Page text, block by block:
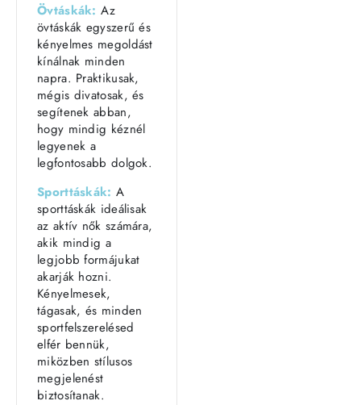
Övtáskák: Az
övtáskák egyszerű és
kényelmes megoldást
kínálnak minden
napra. Praktikusak,
mégis divatosak, és
segítenek abban,
hogy mindig kéznél
legyenek a
legfontosabb dolgok.
Sporttáskák: A
sporttáskák ideálisak
az aktív nők számára,
akik mindig a
legjobb formájukat
akarják hozni.
Kényelmesek,
tágasak, és minden
sportfelszerelésed
elfér bennük,
miközben stílusos
megjelenést
biztosítanak.